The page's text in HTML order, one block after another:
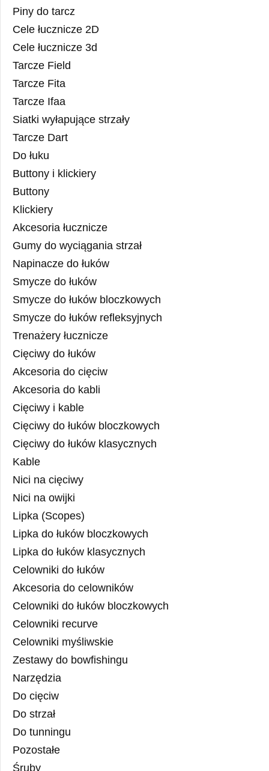
Piny do tarcz
Cele łucznicze 2D
Cele łucznicze 3d
Tarcze Field
Tarcze Fita
Tarcze Ifaa
Siatki wyłapujące strzały
Tarcze Dart
Do łuku
Buttony i klickiery
Buttony
Klickiery
Akcesoria łucznicze
Gumy do wyciągania strzał
Napinacze do łuków
Smycze do łuków
Smycze do łuków bloczkowych
Smycze do łuków refleksyjnych
Trenażery łucznicze
Cięciwy do łuków
Akcesoria do cięciw
Akcesoria do kabli
Cięciwy i kable
Cięciwy do łuków bloczkowych
Cięciwy do łuków klasycznych
Kable
Nici na cięciwy
Nici na owijki
Lipka (Scopes)
Lipka do łuków bloczkowych
Lipka do łuków klasycznych
Celowniki do łuków
Akcesoria do celowników
Celowniki do łuków bloczkowych
Celowniki recurve
Celowniki myśliwskie
Zestawy do bowfishingu
Narzędzia
Do cięciw
Do strzał
Do tunningu
Pozostałe
Śruby